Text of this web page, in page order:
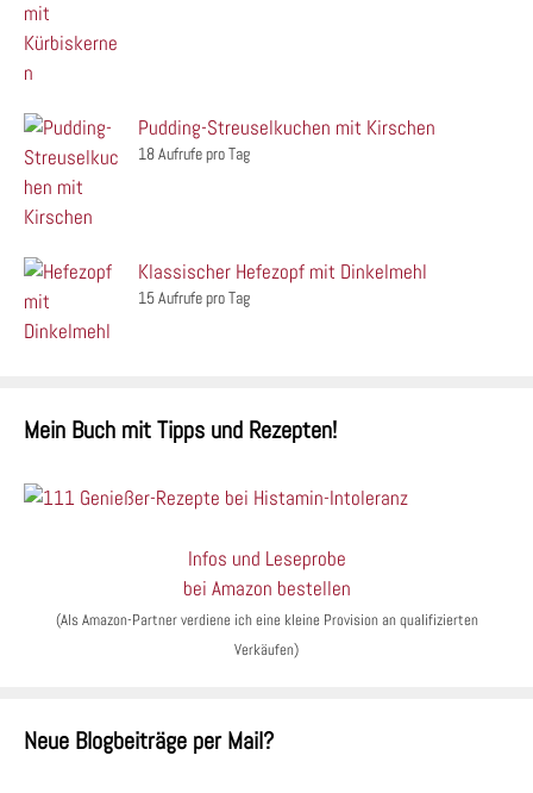
Pudding-Streuselkuchen mit Kirschen
18 Aufrufe pro Tag
Klassischer Hefezopf mit Dinkelmehl
15 Aufrufe pro Tag
Mein Buch mit Tipps und Rezepten!
Infos und Leseprobe
bei Amazon bestellen
(Als Amazon-Partner verdiene ich eine kleine Provision an qualifizierten
Verkäufen)
Neue Blogbeiträge per Mail?